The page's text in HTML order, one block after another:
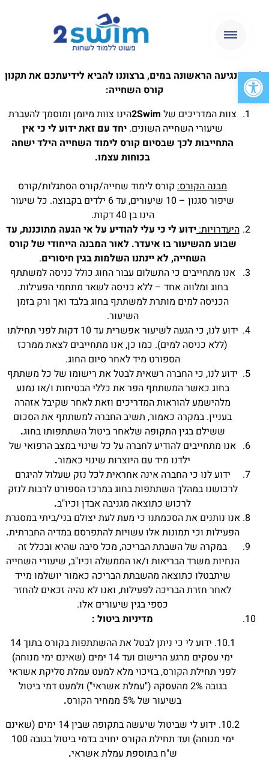
פתח סרגל נגישות
לפני הנגיעה הראשונה במים, ברצוננו להביא לידיעתכם את תקנון
קורס השחייה:
צוות המדריכים של 2Swimהינו צוות מיומן ומוסמך להעברת
שיעורי השחייה השונים. יחד עם זאת ידוע לי כי אין
התחייבות לכך שבסיום קורס לימוד השחייה הילד ישחה
בכוחות עצמו.
מבנה הקורס: קורס לימוד שחייה/קורס הסתגלות/קורס
שיפור סגנון – 10 שיעורים, עד 6 ילדים בקבוצה. כל שיעור
הינו בן 40 דקות.
היעדרויות:ידוע לי כי עלי להודיע על אי הגעה מתוכננת, עד
שבוע מהשיעור בו איעדר. לאור המבנה הייחודי של קורס
השחייה, לא יינתנו השלמות בגין חיסורים.
אנו מתחייבים כי התשלום עבור החוג כולל כניסה למשתתף
בחוג ומלווה אחד – ללא כניסה לשאר מתחמי הפעילות.
הכניסה למים מותרת למשתתף בחוג בלבד ואך ורק בזמן
השיעור.
ידוע לנו, כי הגעה לשיעור אפשרית עד 10 דקות לפני תחילתו
(ללא כניסה למים). כמו כן, אנו מתחייבים לצאת ממרכז
הספורט מיד לאחר סיום החוג.
ידוע לנו, כי החברה רשאית לבטל את רישומו של כל משתתף
בחוג כאשר המשתתף הפר את כללי הבטיחות ו/או נמנע
מלהישמע להוראות המדריכים וזאת לאחר שקיבל אזהרה
בעניין. במקרה כאמור, תשיב החברה למשתתף את הסכום
ששילם בגין התקופה שלאחר ביטול השתתפותו בחוג.
אנו מתחייבים להודיע לחברה על כל שינוי במצב הרפואי של
ילדנו מיד עם היוצרות שינוי כאמור.
ידוע לנו כי החברה אינה אחראית לכל נזק שעלול להיגרם
לרכושנו במהלך השתתפות בחוג במרכז הספורט לרבות לנזק
לרכוש כתוצאה מגניבה אבדן וכיו"ב.
אנו נותנים את הסכמתנו כי מעת לעת יצולם בני/ביתי במסגרת
הפעילות וכי תמונות אלו עשויות להתפרסם במדיה החברתית.
במקרה של השבתת הבריכה, מכל סיבה שהיא ובכלל זה
הנחיות משרד הבריאות ו/או הממשלה וכיו"ב, שיעורי השחייה
שיתבטלו כתוצאה מהשבתת הבריכה כאמור יושלמו מייד
לאחר חזרת הבריכה לפעילות, ואנו לא נהיה זכאים להחזר
כספי בגין שיעורים אלו.
מדיניות ביטול :
10.1. ידוע לי כי ניתן לבטל את ההשתתפות בקורס בתוך 14
ימי עסקים מרגע הרישום ועד 14 ימים (שאינם ימי מנוחה)
לפני תחילת הקורס, בזיכוי מלא למעט עמלת סליקת אשראי
בגובה 2% מהעסקה ("עמלת אשראי") ולמעט דמי ביטול
בשיעור של 5% ממחיר הקורס
.
10.2. ידוע לי שביטול שיעשה בתקופה שבין 14 ימים (שאינם
ימי מנוחה) ועד תחילת הקורס יחויב בדמי ביטול בגובה 100
ש"ח בתוספת עמלת אשראי.